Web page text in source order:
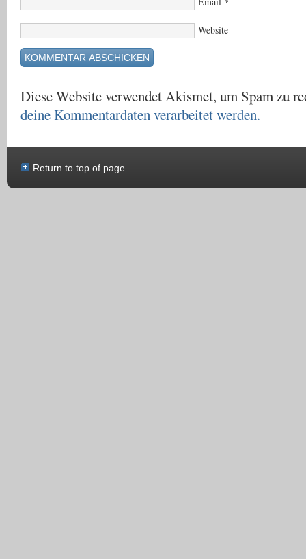
Website
Diese Website verwendet Akismet, um Spam zu
deine Kommentardaten verarbeitet werden.
Return to top of page